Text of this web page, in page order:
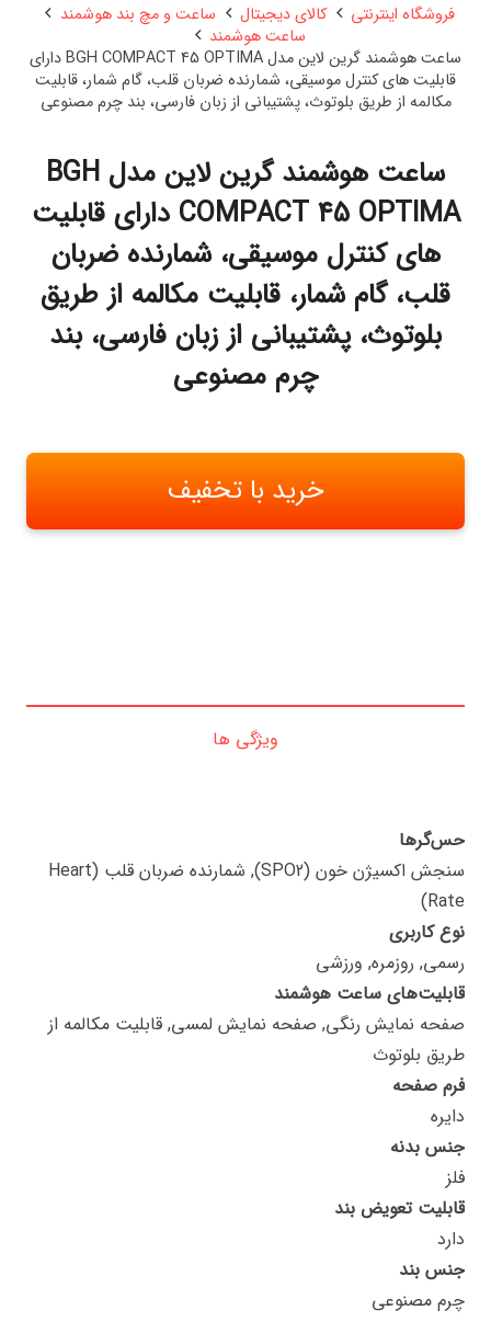
فروشگاه اینترنتی کالای دیجیتال
ساعت و مچ بند هوشمند
ساعت هوشمند
ساعت هوشمند گرین لاین مدل BGH COMPACT 45 OPTIMA دارای
قابلیت های کنترل موسیقی، شمارنده ضربان قلب، گام شمار، قابلیت
مکالمه از طریق بلوتوث، پشتیبانی از زبان فارسی، بند چرم مصنوعی
ساعت هوشمند گرین لاین مدل BGH
COMPACT 45 OPTIMA دارای قابلیت
های کنترل موسیقی، شمارنده ضربان
قلب، گام شمار، قابلیت مکالمه از طریق
بلوتوث، پشتیبانی از زبان فارسی، بند
چرم مصنوعی
خرید با تخفیف
ویژگی ها
حس‌گرها
سنجش اکسیژن خون (SPO2), شمارنده ضربان قلب (Heart
Rate)
نوع کاربری
رسمی, روزمره, ورزشی
قابلیت‌های ساعت هوشمند
صفحه نمایش رنگی, صفحه نمایش لمسی, قابلیت مکالمه از
طریق بلوتوث
فرم صفحه
دایره
جنس بدنه
فلز
قابلیت تعویض بند
دارد
جنس بند
چرم مصنوعی